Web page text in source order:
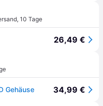
, 10 Tage
26,49 €
Gehäuse 34,99 €